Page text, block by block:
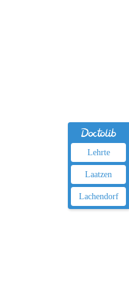
Lehrte
Laatzen
Lachendorf